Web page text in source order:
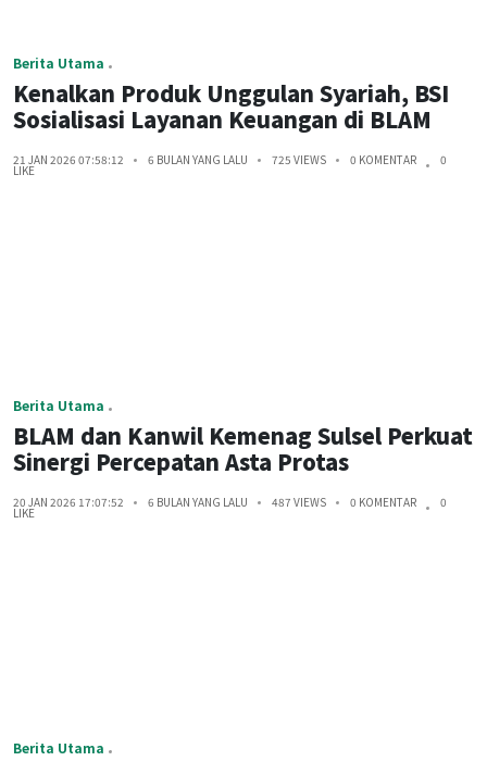
Berita Utama
Kenalkan Produk Unggulan Syariah, BSI
Sosialisasi Layanan Keuangan di BLAM
21 JAN 2026 07:58:12 6 BULAN YANG LALU 725 VIEWS 0 KOMENTAR 0
LIKE
Berita Utama
BLAM dan Kanwil Kemenag Sulsel Perkuat
Sinergi Percepatan Asta Protas
20 JAN 2026 17:07:52 6 BULAN YANG LALU 487 VIEWS 0 KOMENTAR 0
LIKE
Berita Utama